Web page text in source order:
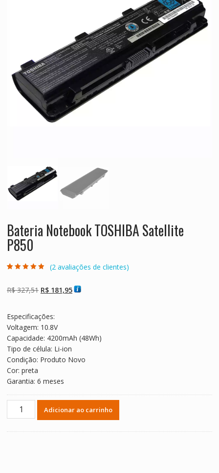
Bateria Notebook TOSHIBA Satellite
P850
com baseado
em
(2avaliações de clientes)
R$327,51 O
era:
R$ 327,51.
R$181,95O
Especificações:
Voltagem: 10.8V
Capacidade: 4200mAh (48Wh)
Tipo de célula: Li-ion
Condição: Produto Novo
Cor: preta
Garantia: 6 meses
Bateria
Adicionar ao carrinho